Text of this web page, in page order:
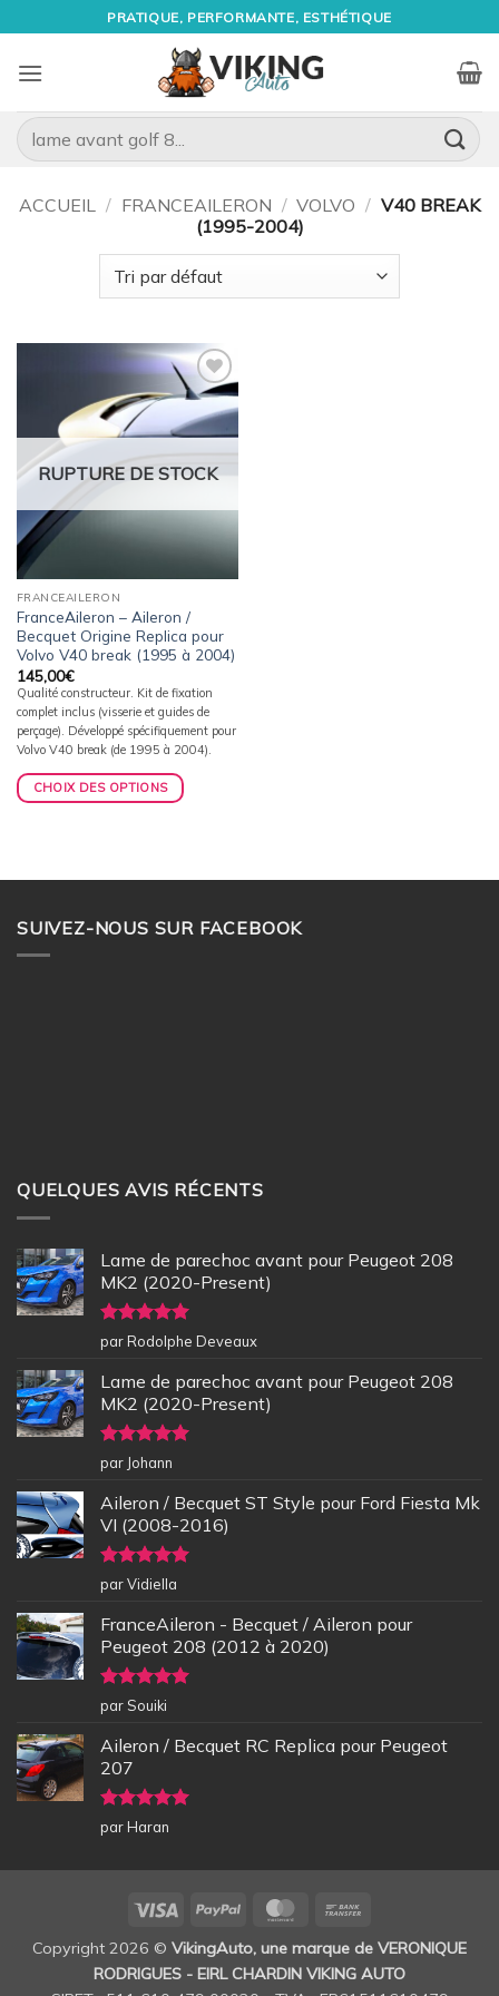
au
contenu
PRATIQUE, PERFORMANTE, ESTHÉTIQUE
Recherche
pour :
ACCUEIL / FRANCEAILERON / VOLVO / V40 BREAK
(1995-2004)
Ajouter
à la
wishlist
RUPTURE DE STOCK
FRANCEAILERON
FranceAileron – Aileron /
Becquet Origine Replica pour
Volvo V40 break (1995 à 2004)
145,00€
Qualité constructeur. Kit de fixation
complet inclus (visserie et guides de
perçage). Développé spécifiquement pour
Volvo V40 break (de 1995 à 2004).
CHOIX DES OPTIONS
SUIVEZ-NOUS SUR FACEBOOK
QUELQUES AVIS RÉCENTS
Lame de parechoc avant pour Peugeot 208
MK2 (2020-Present)
Note5sur
5
par Rodolphe Deveaux
Lame de parechoc avant pour Peugeot 208
MK2 (2020-Present)
Note5sur
5
par Johann
Aileron / Becquet ST Style pour Ford Fiesta Mk
VI (2008-2016)
Note5sur
5
par Vidiella
FranceAileron - Becquet / Aileron pour
Peugeot 208 (2012 à 2020)
Note5sur
5
par Souiki
Aileron / Becquet RC Replica pour Peugeot
207
Note5sur
5
par Haran
Visa PayPal MasterCard
Copyright 2026 © VikingAuto, une marque de VERONIQUE
RODRIGUES - EIRL CHARDIN VIKING AUTO